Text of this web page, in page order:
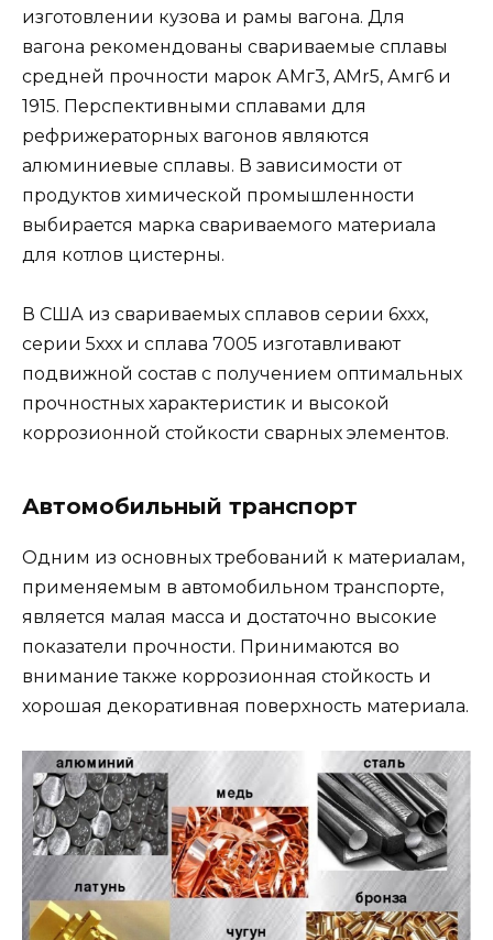
изготовлении кузова и рамы вагона. Для
вагона рекомендованы свариваемые сплавы
средней прочности марок АМг3, AMr5, Амг6 и
1915. Перспективными сплавами для
рефрижераторных вагонов являются
алюминиевые сплавы. В зависимости от
продуктов химической промышленности
выбирается марка свариваемого материала
для котлов цистерны.
В США из свариваемых сплавов серии 6ххх,
серии 5ххх и сплава 7005 изготавливают
подвижной состав с получением оптимальных
прочностных характеристик и высокой
коррозионной стойкости сварных элементов.
Автомобильный транспорт
Одним из основных требований к материалам,
применяемым в автомобильном транспорте,
является малая масса и достаточно высокие
показатели прочности. Принимаются во
внимание также коррозионная стойкость и
хорошая декоративная поверхность материала.